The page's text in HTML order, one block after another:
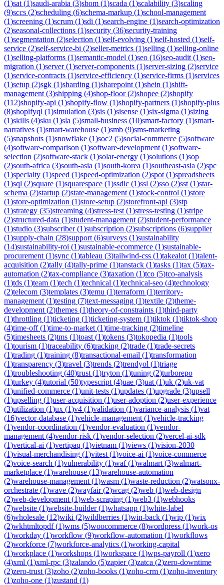
(1)sat (1)saudi-arabia (3)sbom (1)scada (1)scalability (3)scaling
(9)sccs (2)scheduling (6)schema-markup (1)school-management
(1)screening (1)scrum (1)sdi (1)search-engine (1)search-optimization
(2)seasonal-collections (1)security (36)security-training
(1)segmentation (2)selection (1)self-evolving (1)self-hosted (1)self-
service (2)self-service-bi (2)seller-metrics (1)selling (1)selling-online
(1)selling-platforms (1)semantic-model (1)seo (16)seo-audit (1)seo-
migration (1)server(1)server-components (1)server-sizing (2)service
(1)service-contracts (1)service-efficiency (1)service-firms (1)services
(1)setup (2)sgk (1)sharding (1)sharepoint (1)shein (1)shift-
management (3)shipping (4)shop-floor(2)shopee (2)shopify
(112)shopify-api (1)shopify-flow (1)shopify-partners (1)shopify-plus
(8)shopifyql (1)simulation (3)sis (1)sisense (1)six-sigma (1)sizing
(1)skills (4)sku (1)sla (5)small-business (10)smart-factory (1)smart-
narratives (1)smart-warehouse (1)smb (9)sms-marketing
(5)snapshots (1)snowflake (1)soc2 (5)social-commerce (5)software
(4)software-comparison (1)software-development (1)software-
selection (2)software-stack (1)solar-energy (1)solutions (1)sop
(2)south-africa (3)south-asia (1)south-korea (1)southeast-asia (2)spc
(1)specialty (1)speed (1)speed-optimization (2)spot (1)spreadsheets
(1)sql (2)square (1)squarespace (1)ssdlc (1)ssl (2)sso (2)sst (1)star-
schema (2)startup (2)state-management (1)stock-control (1)store
(1)store-optimization (1)store-setup (2)storefront-api (3)stp
(1)strategy (35)streaming (4)stress-test (1)stress-testing (1)stripe
(2)structured-data (1)student-management (2)student-performance
(1)studio (3)subscriber(1)subscription (2)subscriptions (6)supplier
(1)supply-chain (28)support (6)surveys (1)sustainability
(14)sustainability-roi (1)sustainable-ecommerce (1)sustainable-
procurement (1)sync (1)tableau (3)tailwind-css (1)takealot (1)talent-
acquisition (2)tally (4)tally-prime (1)tanstack (1)tasks (1)tax (5)tax-
automation (2)tax-compliance (3)taxation (1)tco (5)tco-analysis
(1)tds (1)team (1)tech (1)technical (1)technical-seo (4)technology
(2)telecom (3)templates (3)temu (1)terraform (1)territory-
management (1)testing (7)text-messaging (1)textile (2)theme-
development (2)themes (1)theory-of-constraints (1)third-party
(1)throttling (1)ticketing (1)ticketing-system (1)tiktok (1)tiktok-shop
(4)time-off(1)time-to-market (1)time-tracking (2)timeline
(5)timesheets (2)tms (1)toast (1)tokens (3)tokopedia (1)tools
(1)tourism (1)traceability (6)tracking (2)trade (1)trade-secrets
(1)trading (1)training (8)transactional-email (1)transformation
(1)transparency (3)travel (3)trends (2)trendyol (1)triage
(1)troubleshooting (40)trust (1)tryton (1)tuning (2)turborepo
(1)turkey (4)tutorial (50)typescript (4)uae (3)uat (1)uk (2)uk-vat
(1)unified-commerce (1)unit-tests (1)updates (1)upgrade (3)upsell
(1)upselling (1)user-acquisition (1)user-adoption (2)user-experience
(3)utilization (1)ux (1)v4 (1)validation (1)variance-analysis (1)vat
(16)vector-database (1)vehicle-management (1)vehicle-tracking
(1)vendor-coordination (1)vendor-evaluation (1)vendor-
management (4)vendor-risk (1)vendor-selection (2)vercel-ai-sdk
(1)vertical-ai (1)vertipaq (1)vietnam (1)views (1)vision-2030
(1)visual-merchandising (1)vitest (1)voice-ai (1)voice-commerce
(2)voice-search (1)vulnerability (1)waf(1)walmart (3)walmart-
marketplace (1)warehouse (13)warehouse-automation
(2)warehouse-management (1)wasm (1)waste-reduction (2)watsonx-
orchestrate (1)wave (2)wayfair(2)wcag (2)web (1)web-design
(2)web-development (1)web-scraping (1)web3 (1)webhooks
(7)website (1)website-builder(1)whatsapp (1)white-label
(6)wholesale (12)wiki (2)wildberries (1)win-back (1)wip (1)wix
(2)wkhtmltopdf(1)wms (5)woocommerce (8)wordpress (1)work-os
(1)workday (1)workflow (9)workflow-automation (1)workflows
(2)workforce (7)workforce-analytics (1)working-capital
(1)workplace (1)workshops (1)workspace (1)wps-payroll (1)xero
(4)xml (1)xml-rpc (3)zalando (5)zapier(3)zatca (2)zero-downtime
(2)zero-trust (3)zoho (2)zoho-books (1)zoho-crm (1)zoho-inventory
(1)zoho-one (1)zustand (1)